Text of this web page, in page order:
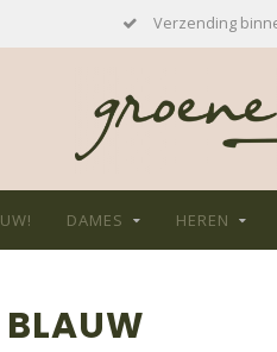
Verzending
DAMES HEREN
BLAUW